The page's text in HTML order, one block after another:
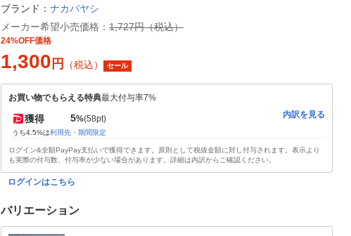
ブランド： ナカバヤシ
メーカー希望小売価格： 1,727円（税込）
24%OFF価格
1,300 円 （税込） セール
お買い物でもらえる特典最大付与率7%
獲得 5%(58pt)
うち4.5%は利用先・期間限定
内訳を見る
ログイン&全額PayPay支払いで獲得できます。原則として税抜金額に対し付与されます。表示より
も実際の付与数、付与率が少ない場合があります。詳細は内訳からご確認ください。
ログインはこちら
バリエーション